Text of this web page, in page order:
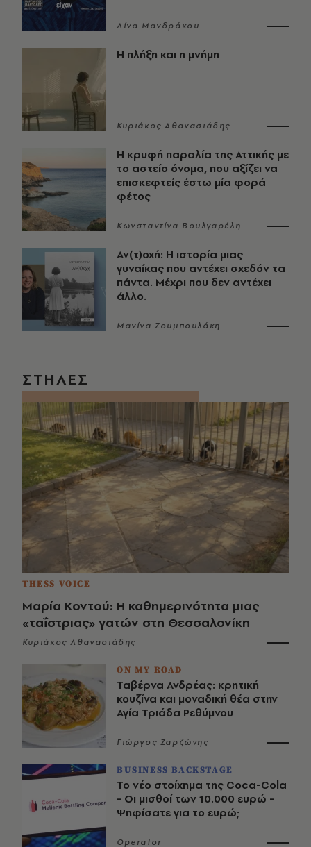
Λίνα Μανδράκου
Η πλήξη και η μνήμη
Κυριάκος Αθανασιάδης
Η κρυφή παραλία της Αττικής με
το αστείο όνομα, που αξίζει να
επισκεφτείς έστω μία φορά
φέτος
Κωνσταντίνα Βουλγαρέλη
Αν(τ)οχή: Η ιστορία μιας
γυναίκας που αντέχει σχεδόν τα
πάντα. Μέχρι που δεν αντέχει
άλλο.
Μανίνα Ζουμπουλάκη
ΣΤΗΛΕΣ
THESS VOICE
Μαρία Κοντού: Η καθημερινότητα μιας
«ταΐστριας» γατών στη Θεσσαλονίκη
Κυριάκος Αθανασιάδης
ON MY ROAD
Ταβέρνα Ανδρέας: κρητική
κουζίνα και μοναδική θέα στην
Αγία Τριάδα Ρεθύμνου
Γιώργος Ζαρζώνης
BUSINESS BACKSTAGE
Το νέο στοίχημα της Coca-Cola
- Οι μισθοί των 10.000 ευρώ -
Ψηφίσατε για το ευρώ;
Operator